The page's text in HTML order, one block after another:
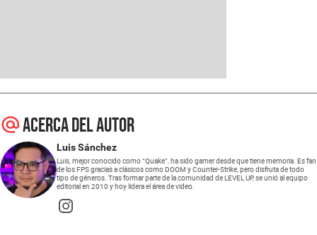
Acerca del autor
Luis Sánchez
Luis, mejor conocido como “Quake”, ha sido gamer desde que tiene memoria. Es fan
de los FPS gracias a clásicos como DOOM y Counter-Strike, pero disfruta de todo
tipo de géneros. Tras formar parte de la comunidad de LEVEL UP, se unió al equipo
editorial en 2010 y hoy lidera el área de video.
Opens in new window